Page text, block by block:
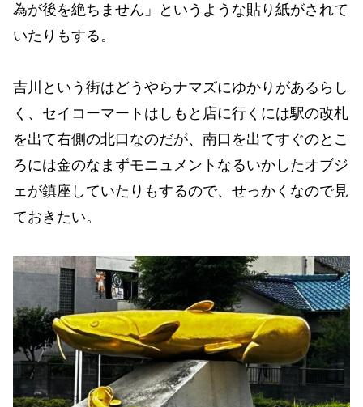
為が後を絶ちません」というような貼り紙がされて
いたりもする。
吉川という街はどうやらナマズにゆかりがあるらし
く、セイコーマートはしもと店に行くには駅の改札
を出て右側の北口なのだが、南口を出てすぐのとこ
ろには金のなまずモニュメントなるいかしたオブジ
ェが鎮座していたりもするので、せっかくなので見
ておきたい。